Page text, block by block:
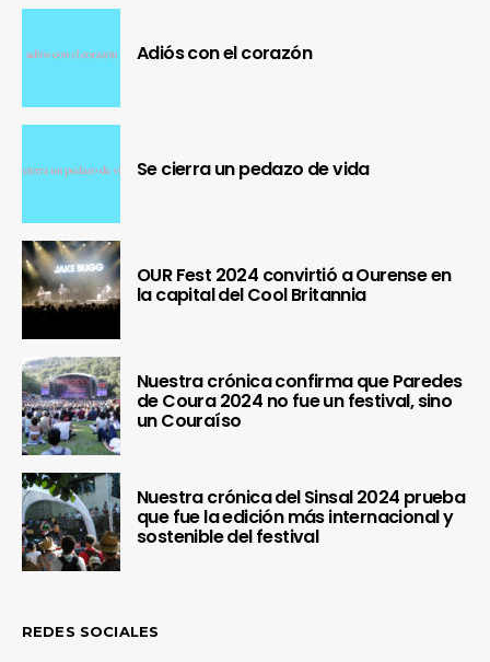
Adiós con el corazón
Se cierra un pedazo de vida
OUR Fest 2024 convirtió a Ourense en
la capital del Cool Britannia
Nuestra crónica confirma que Paredes
de Coura 2024 no fue un festival, sino
un Couraíso
Nuestra crónica del Sinsal 2024 prueba
que fue la edición más internacional y
sostenible del festival
REDES SOCIALES